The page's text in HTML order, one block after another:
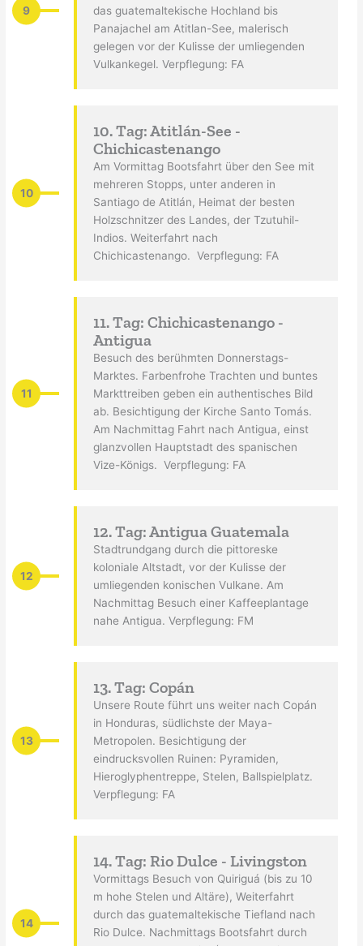
9
das guatemaltekische Hochland bis
Panajachel am Atitlan-See, malerisch
gelegen vor der Kulisse der umliegenden
Vulkankegel. Verpflegung: FA
10
10. Tag: Atitlán-See -
Chichicastenango
Am Vormittag Bootsfahrt über den See mit
mehreren Stopps, unter anderen in
Santiago de Atitlán, Heimat der besten
Holzschnitzer des Landes, der Tzutuhil-
Indios. Weiterfahrt nach
Chichicastenango. Verpflegung: FA
11
11. Tag: Chichicastenango -
Antigua
Besuch des berühmten Donnerstags-
Marktes. Farbenfrohe Trachten und buntes
Markttreiben geben ein authentisches Bild
ab. Besichtigung der Kirche Santo Tomás.
Am Nachmittag Fahrt nach Antigua, einst
glanzvollen Hauptstadt des spanischen
Vize-Königs. Verpflegung: FA
12
12. Tag: Antigua Guatemala
Stadtrundgang durch die pittoreske
koloniale Altstadt, vor der Kulisse der
umliegenden konischen Vulkane. Am
Nachmittag Besuch einer Kaffeeplantage
nahe Antigua. Verpflegung: FM
13
13. Tag: Copán
Unsere Route führt uns weiter nach Copán
in Honduras, südlichste der Maya-
Metropolen. Besichtigung der
eindrucksvollen Ruinen: Pyramiden,
Hieroglyphentreppe, Stelen, Ballspielplatz.
Verpflegung: FA
14
14. Tag: Rio Dulce - Livingston
Vormittags Besuch von Quiriguá (bis zu 10
m hohe Stelen und Altäre), Weiterfahrt
durch das guatemaltekische Tiefland nach
Rio Dulce. Nachmittags Bootsfahrt durch